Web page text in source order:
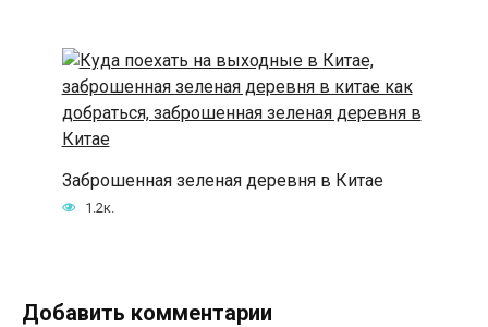
Заброшенная зеленая деревня в Китае
1.2к.
Добавить комментарии